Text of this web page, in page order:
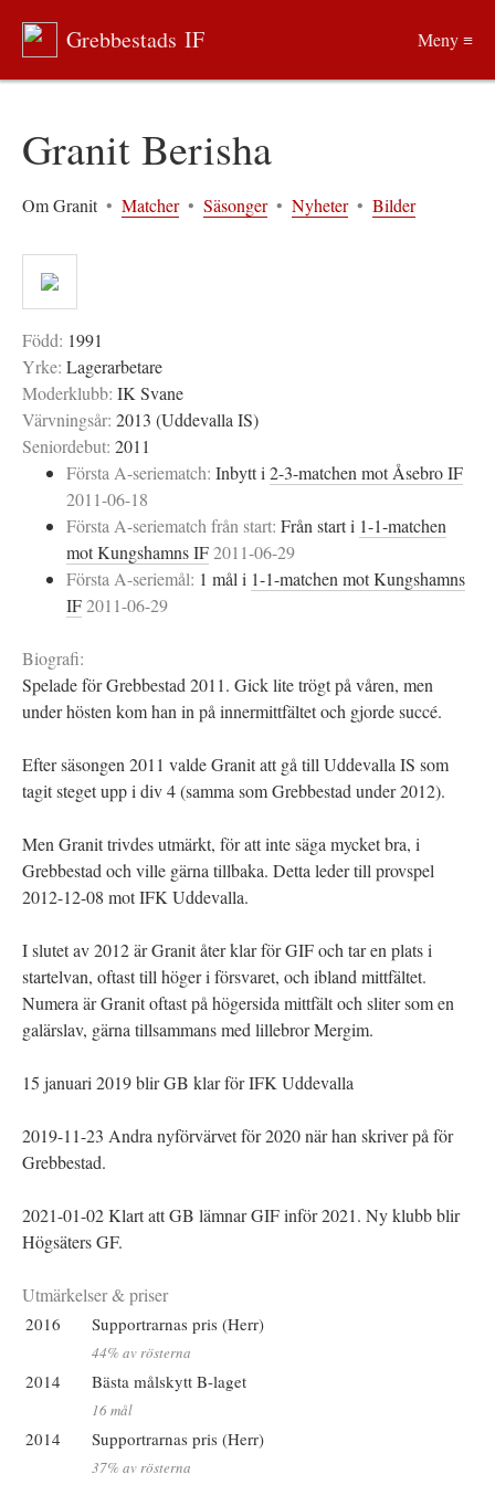
Granit Berisha
Om Granit • Matcher • Säsonger • Nyheter • Bilder
Född: 1991
Yrke: Lagerarbetare
Moderklubb: IK Svane
Värvningsår: 2013 (Uddevalla IS)
Seniordebut: 2011
Första A-seriematch: Inbytt i 2-3-matchen mot Åsebro IF
2011-06-18
Första A-seriematch från start: Från start i 1-1-matchen
mot Kungshamns IF2011-06-29
Första A-seriemål: 1 mål i 1-1-matchen mot Kungshamns
IF2011-06-29
Biografi:
Spelade för Grebbestad 2011. Gick lite trögt på våren, men
under hösten kom han in på innermittfältet och gjorde succé.
Efter säsongen 2011 valde Granit att gå till Uddevalla IS som
tagit steget upp i div 4 (samma som Grebbestad under 2012).
Men Granit trivdes utmärkt, för att inte säga mycket bra, i
Grebbestad och ville gärna tillbaka. Detta leder till provspel
2012-12-08 mot IFK Uddevalla.
I slutet av 2012 är Granit åter klar för GIF och tar en plats i
startelvan, oftast till höger i försvaret, och ibland mittfältet.
Numera är Granit oftast på högersida mittfält och sliter som en
galärslav, gärna tillsammans med lillebror Mergim.
15 januari 2019 blir GB klar för IFK Uddevalla
2019-11-23 Andra nyförvärvet för 2020 när han skriver på för
Grebbestad.
2021-01-02 Klart att GB lämnar GIF inför 2021. Ny klubb blir
Högsäters GF.
Utmärkelser & priser
2016 Supportrarnas pris (Herr)
44% av rösterna
2014 Bästa målskytt B-laget
16 mål
2014 Supportrarnas pris (Herr)
37% av rösterna
Grebbestads IF Meny ≡